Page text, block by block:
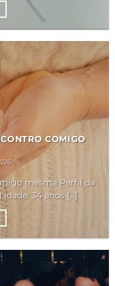
COMIGO
mesma Perfil da
34 anos [...]